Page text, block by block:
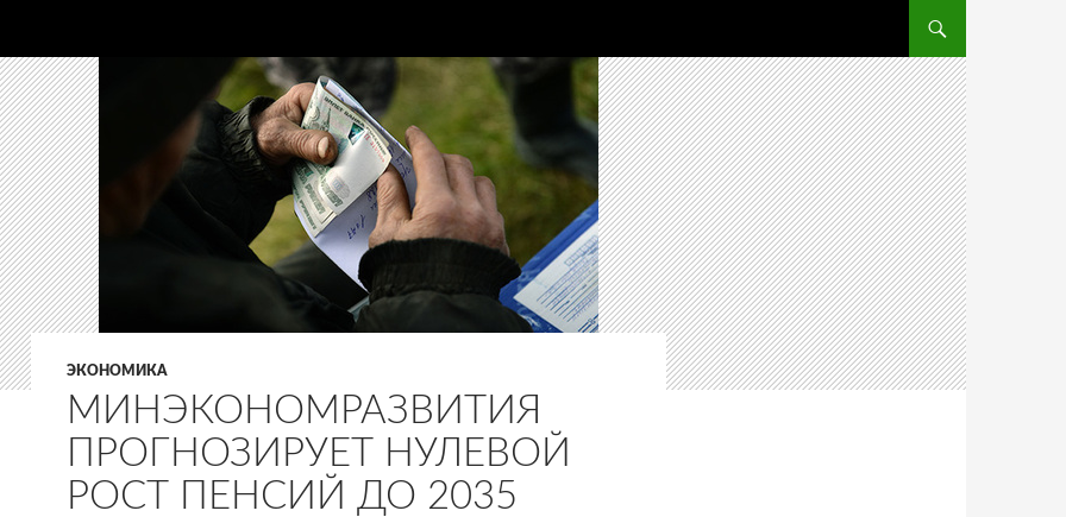
ЭКОНОМИКА
МИНЭКОНОМРАЗВИТИЯ
ПРОГНОЗИРУЕТ НУЛЕВОЙ
РОСТ ПЕНСИЙ ДО 2035